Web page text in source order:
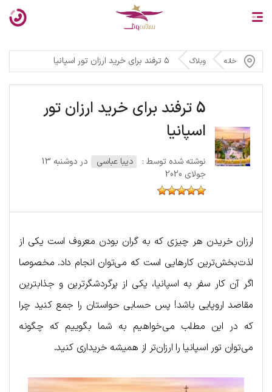
خانه وبلاگ ۵ ترفند برای خرید ارزان تور اسپانیا
5 ترفند برای خرید ارزان تور
اسپانیا
نوشته شده توسط : دیبا عباسی
در دوشنبه 13
جولای 2020
ارزان خریدن هر چیزی که به گران بودن معروف است یکی از
لذت‌بخش‌ترین کارهایی است که می‌توان انجام داد. مخصوصا
اگر آن کار سفر به اسپانیا، یکی از پرگردشگرترین و جذابترین
مقاصد اروپایی باشد! پس حسابی حواستان را جمع کنید چرا
که در این مطلب می‌خواهیم به شما بگوییم که چگونه
می‌توان تور اسپانیا را ارزان‌تر از همیشه خریداری کنید.